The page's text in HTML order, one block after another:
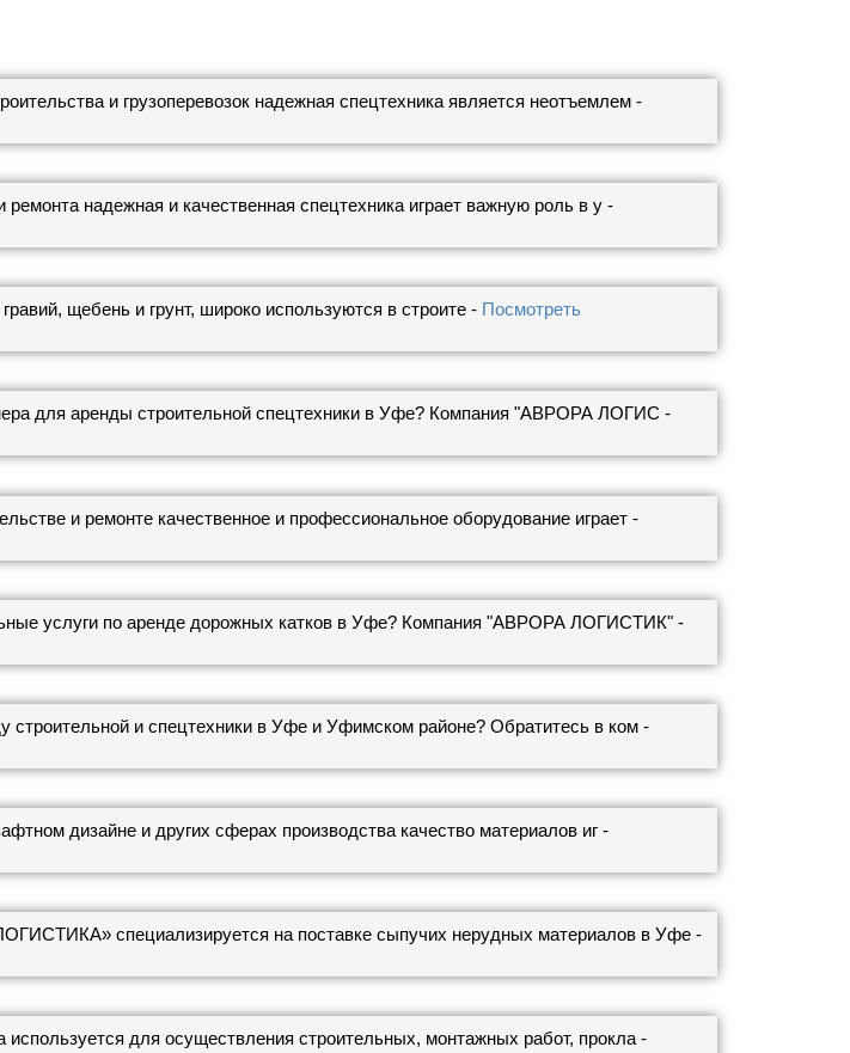
и грузоперевозок надежная спецтехника является неотъемлем -
надежная и качественная спецтехника играет важную роль в у -
щебень и грунт, широко используются в строите - Посмотреть
для аренды строительной спецтехники в Уфе? Компания "АВРОРА ЛОГИС -
и ремонте качественное и профессиональное оборудование играет -
услуги по аренде дорожных катков в Уфе? Компания "АВРОРА ЛОГИСТИК" -
строительной и спецтехники в Уфе и Уфимском районе? Обратитесь в ком -
дизайне и других сферах производства качество материалов иг -
специализируется на поставке сыпучих нерудных материалов в Уфе -
используется для осуществления строительных, монтажных работ, прокла -